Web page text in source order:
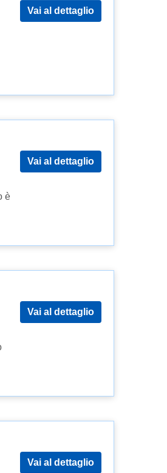
Vai al dettaglio
è
Vai al dettaglio
Vai al dettaglio
Vai al dettaglio